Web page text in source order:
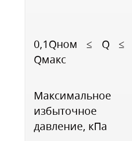
0,1Qном ≤ Q ≤
Qмакс
Максимальное
избыточное
давление, кПа